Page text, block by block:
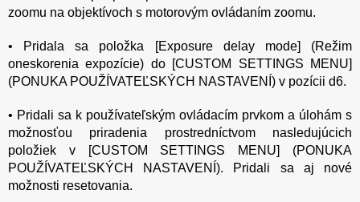
zoomu na objektívoch s motorovým ovládaním zoomu.
• Pridala sa položka [Exposure delay mode] (Režim
oneskorenia expozície) do [CUSTOM SETTINGS MENU]
(PONUKA POUŽÍVATEĽSKÝCH NASTAVENÍ) v pozícii d6.
• Pridali sa k používateľským ovládacím prvkom a úlohám s
možnosťou priradenia prostredníctvom nasledujúcich
položiek v [CUSTOM SETTINGS MENU] (PONUKA
POUŽÍVATEĽSKÝCH NASTAVENÍ). Pridali sa aj nové
možnosti resetovania.